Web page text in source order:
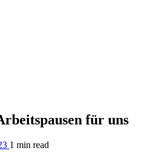
für uns
1 min read